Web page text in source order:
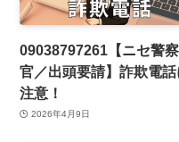
09038797261【ニセ警察
官／出頭要請】詐欺電話
注意！
2026年4月9日